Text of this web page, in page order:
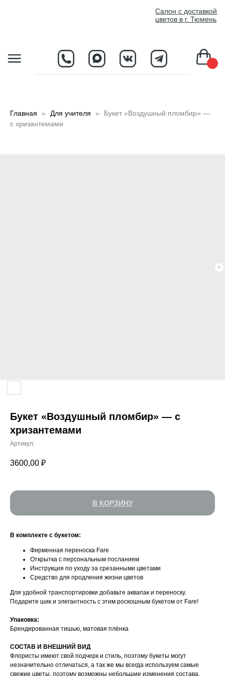
Главная Для учителя
Букет «Воздушный пломбир» —
с хризантемами
Букет «Воздушный пломбир» — с
хризантемами
Артикул:
3600,00 ₽
В КОРЗИНУ
В комплекте с букетом:
Фирменная переноска Fare
Открытка с персональным посланием
Инструкция по уходу за срезанными цветами
Средство для продления жизни цветов
Для удобной транспортировки добавьте аквапак и переноску.
Подарите шик и элегантность с этим роскошным букетом от Fare!
Упаковка:
Брендированная тишью, матовая плёнка
CОСТАВ И ВНЕШНИЙ ВИД
Флористы имеют свой подчерк и стиль, поэтому букеты могут
незначительно отличаться, а так же мы всегда используем самые
свежие цветы, поэтому возможны небольшие изменения состава.
УСИЛИТЬ ВПЕЧАТЛЕНИЕ